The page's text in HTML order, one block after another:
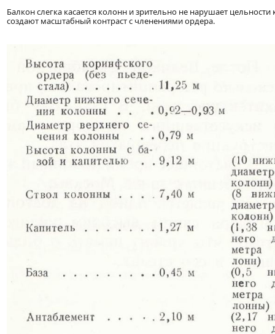
Балкон слегка касается колонн и зрительно не нарушает
создают масштабный контраст с членениями ордера.